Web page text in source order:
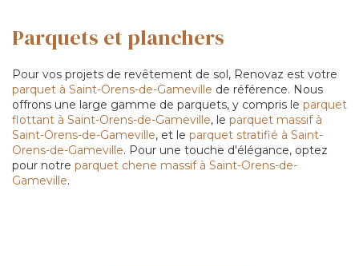
Parquets et planchers
Pour vos projets de revêtement de sol, Renovaz est votre
parquet à Saint-Orens-de-Gameville de référence. Nous
offrons une large gamme de parquets, y compris le parquet
flottant à Saint-Orens-de-Gameville, le parquet massif à
Saint-Orens-de-Gameville, et le parquet stratifié à Saint-
Orens-de-Gameville. Pour une touche d'élégance, optez
pour notre parquet chene massif à Saint-Orens-de-
Gameville.